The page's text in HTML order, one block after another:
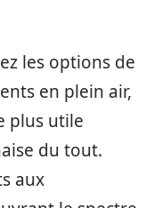
les options de
en plein air,
plus utile
du tout.
aux